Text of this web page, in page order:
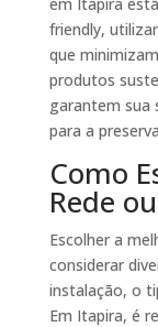
friendly,
que
produtos
garantem sua
para a
Como
Rede
Escolher a
considerar
instalação, o
Em Itapira, é